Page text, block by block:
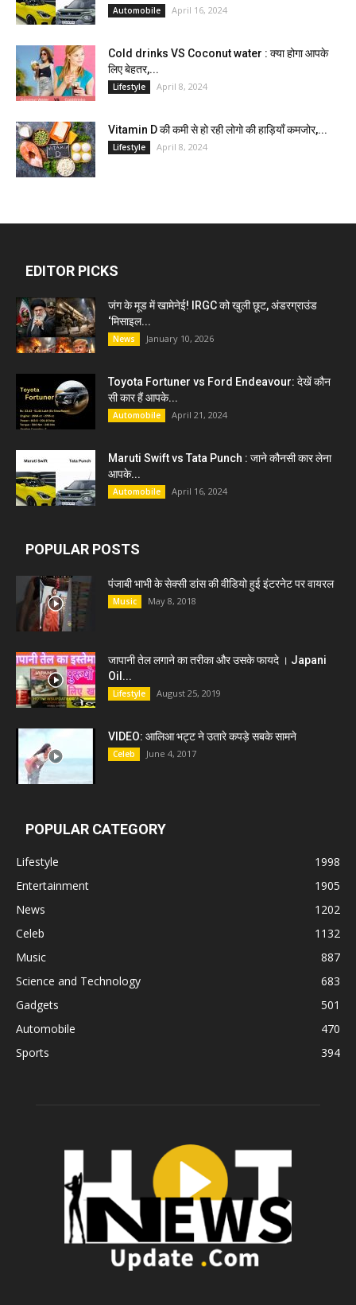
Automobile April 16, 2024
Cold drinks VS Coconut water : क्या होगा आपके
लिए बेहतर,...
Lifestyle April 8, 2024
Vitamin D की कमी से हो रही लोगो की हाड़ियाँ कमजोर,...
Lifestyle April 8, 2024
EDITOR PICKS
जंग के मूड में खामेनेई! IRGC को खुली छूट, अंडरग्राउंड
‘मिसाइल...
News January 10, 2026
Toyota Fortuner vs Ford Endeavour: देखें कौन
सी कार हैं आपके...
Automobile April 21, 2024
Maruti Swift vs Tata Punch : जाने कौनसी कार लेना
आपके...
Automobile April 16, 2024
POPULAR POSTS
पंजाबी भाभी के सेक्सी डांस की वीडियो हुई इंटरनेट पर वायरल
Music May 8, 2018
जापानी तेल लगाने का तरीका और उसके फायदे । Japani
Oil...
Lifestyle August 25, 2019
VIDEO: आलिआ भट्ट ने उतारे कपड़े सबके सामने
Celeb June 4, 2017
POPULAR CATEGORY
Lifestyle
1998
Entertainment
1905
News
1202
Celeb
1132
Music
887
Science and Technology
683
Gadgets
501
Automobile
470
Sports
394